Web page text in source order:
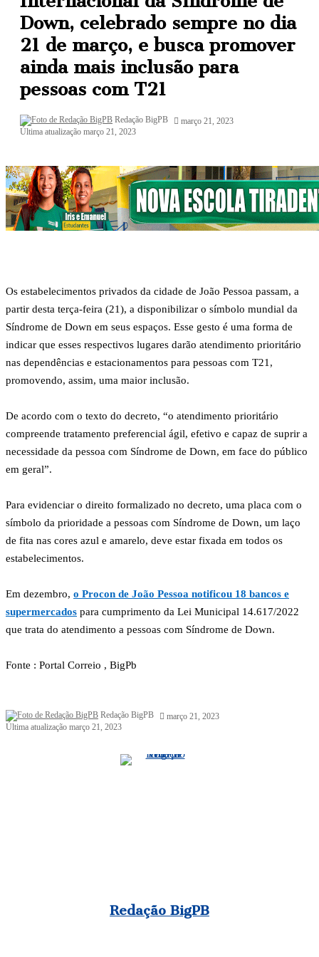
Down, celebrado sempre no dia
21 de março, e busca promover
ainda mais inclusão para
pessoas com T21
Redação BigPBMandemarço 21, 2023
Última atualização março 21, 2023
Os estabelecimentos privados da cidade de João Pessoa passam, a
partir desta terça-feira (21), a disponibilizar o símbolo mundial da
Síndrome de Down em seus espaços. Esse gesto é uma forma de
indicar que esses respectivos lugares darão atendimento prioritário
nas dependências e estacionamentos para pessoas com T21,
promovendo, assim, uma maior inclusão.
De acordo com o texto do decreto, “o atendimento prioritário
compreende tratamento preferencial ágil, efetivo e capaz de suprir a
necessidade da pessoa com Síndrome de Down, em face do público
em geral”.
Para evidenciar o direito formalizado no decreto, uma placa com o
símbolo da prioridade a pessoas com Síndrome de Down, um laço
de fita nas cores azul e amarelo, deve estar fixada em todos os
estabelecimentos.
Em dezembro, o Procon de João Pessoa notificou 18 bancos e
supermercados para cumprimento da Lei Municipal 14.617/2022
que trata do atendimento a pessoas com Síndrome de Down.
Fonte : Portal Correio , BigPb
Redação BigPBMandemarço 21, 2023
Última atualização março 21, 2023
Redação BigPB